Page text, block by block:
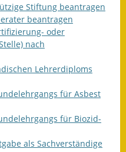
Stiftung beantragen
beantragen
oder
nach
Lehrerdiploms
für Asbest
für Biozid-
als Sachverständige